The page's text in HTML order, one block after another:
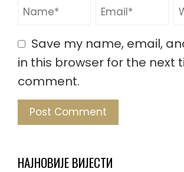
Save my name, email,
in this browser for the next
comment.
НАЈНОВИЈЕ ВИЈЕСТИ